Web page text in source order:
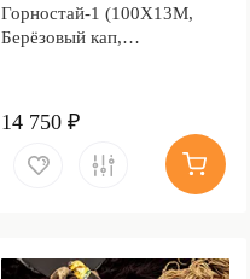
Горностай-1 (100Х13М,
Берёзовый кап,
тыльника)
14 750 ₽